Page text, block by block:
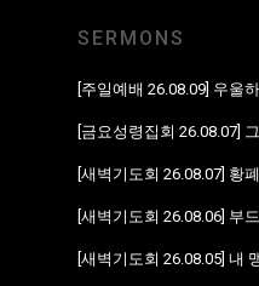
SERMONS
[주일예배 26.08.09] 우울
[금요성령집회 26.08.07]
[새벽기도회 26.08.06] 부
[새벽기도회 26.08.05] 내